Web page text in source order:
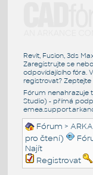
Revit, Fusion, 3ds
Zaregistrujte se
odpovídajícího fóra.
registrovat? Zeptejte
Fórum nenahrazuje
Studio) - přímá
Fórum >
pro čtení)
Najít
Registrovat